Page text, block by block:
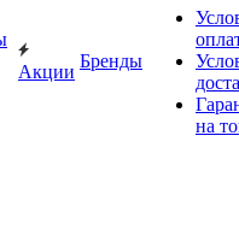
Акции
Бренды
на